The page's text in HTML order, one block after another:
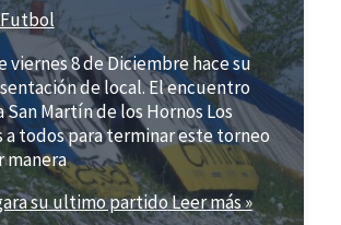
Futbol
viernes 8 de Diciembre hace su
de local. El encuentro
San Martín de los Hornos Los
a todos para terminar este torneo
manera
su ultimo partidoLeer más »